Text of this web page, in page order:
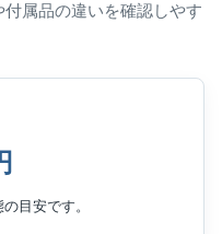
属品の違いを確認しやす
目安です。